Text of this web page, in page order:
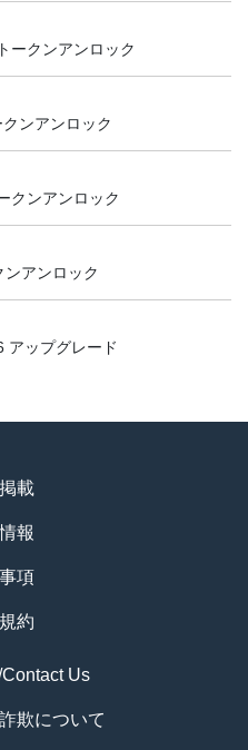
ークンアンロック
ンアンロック
クンアンロック
アンロック
アップグレード
載
報
項
約
Us
欺について